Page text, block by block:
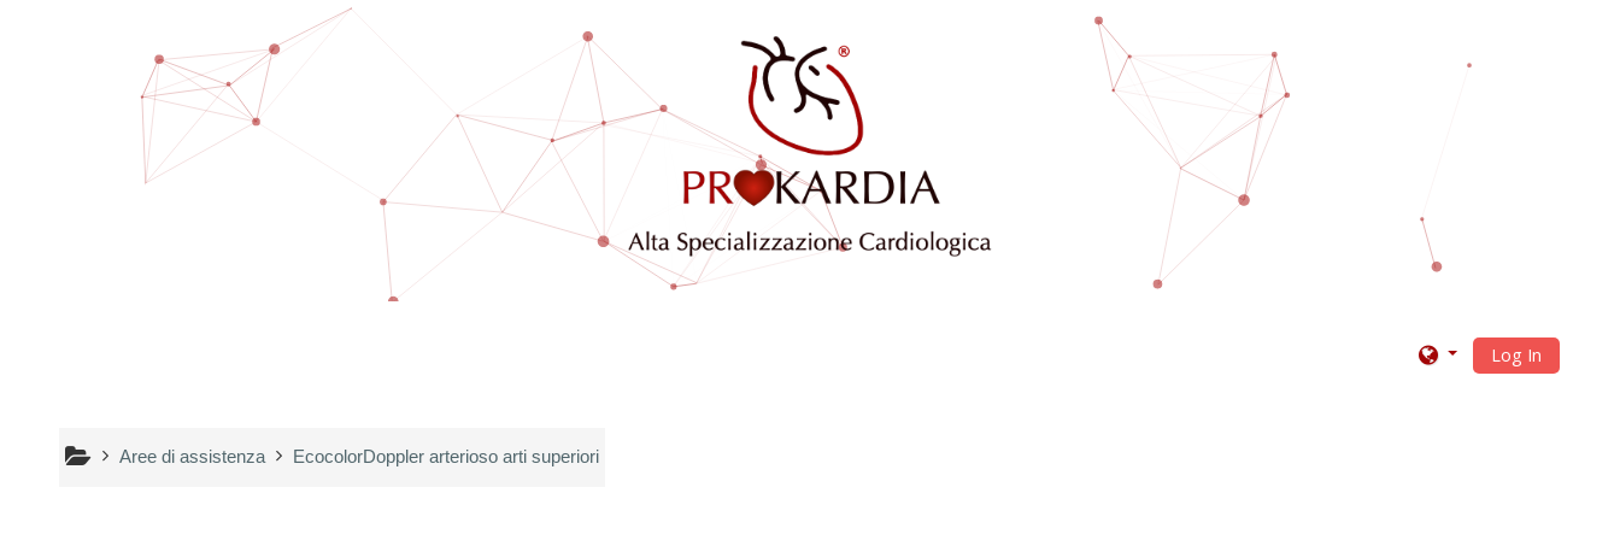
Log In
Aree di assistenza EcocolorDoppler arterioso arti superiori